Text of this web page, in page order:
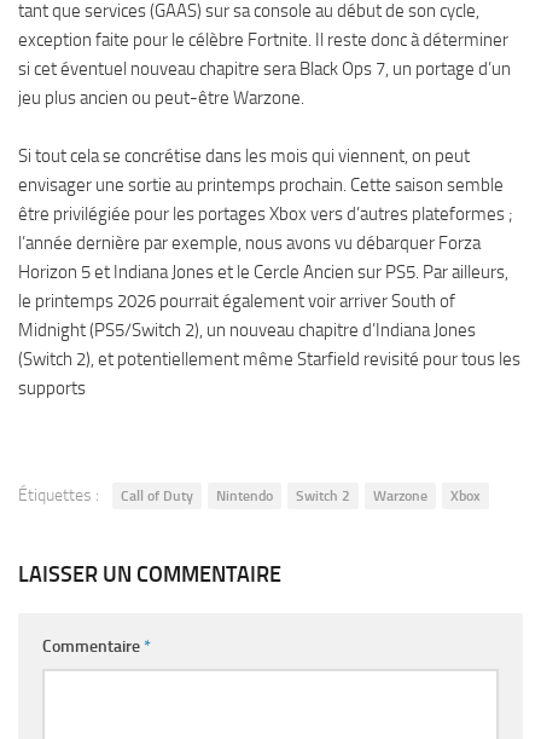
tant que services (GAAS) sur sa console au début de son cycle,
exception faite pour le célèbre Fortnite. Il reste donc à déterminer
si cet éventuel nouveau chapitre sera Black Ops 7, un portage d’un
jeu plus ancien ou peut-être Warzone.
Si tout cela se concrétise dans les mois qui viennent, on peut
envisager une sortie au printemps prochain. Cette saison semble
être privilégiée pour les portages Xbox vers d’autres plateformes ;
l’année dernière par exemple, nous avons vu débarquer Forza
Horizon 5 et Indiana Jones et le Cercle Ancien sur PS5. Par ailleurs,
le printemps 2026 pourrait également voir arriver South of
Midnight (PS5/Switch 2), un nouveau chapitre d’Indiana Jones
(Switch 2), et potentiellement même Starfield revisité pour tous les
supports
Étiquettes : Call of Duty Nintendo Switch 2 Warzone Xbox
LAISSER UN COMMENTAIRE
Commentaire*